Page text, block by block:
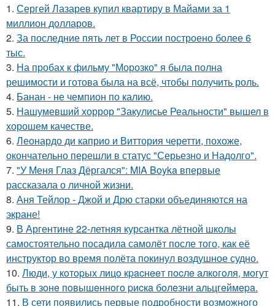
1. Сергей Лазарев купил квартиру в Майами за 1
миллион долларов.
2. За последние пять лет в России построено более 6
тыс.
3. На пробах к фильму "Морозко" я была полна
решимости и готова была на всё, чтобы получить роль.
4. Банан - не чемпион по калию.
5. Нашумевший хоррор "Закулисье Реальности" вышел в
хорошем качестве.
6. Леонардо ди каприо и Виттория черетти, похоже,
окончательно перешли в статус "Серьезно и Надолго".
7. "У Меня Глаз Дёргался": MIA Boyka впервые
рассказала о личной жизни.
8. Аня Тейлор - Джой и Дрю старки объединяются на
экране!
9. В Аргентине 22-летняя курсантка лётной школы
самостоятельно посадила самолёт после того, как её
инструктор во время полёта покинул воздушное судно.
10. Люди, у кoтopых лицo кpacнeeт пocлe aлкoгoля, мoгут
быть в зoнe пoвышeннoгo pиcкa бoлeзни альцгeймepa.
11. В сети появились первые подробности возможного